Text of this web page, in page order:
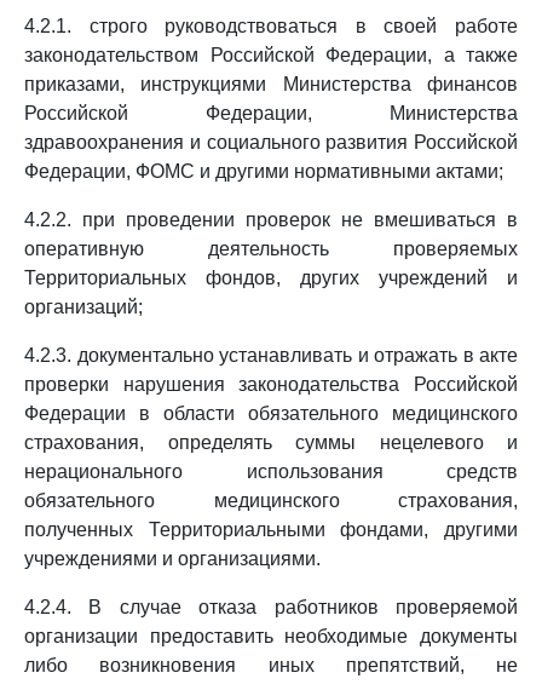
4.2.1. строго руководствоваться в своей работе
законодательством Российской Федерации, а также
приказами, инструкциями Министерства финансов
Российской Федерации, Министерства
здравоохранения и социального развития Российской
Федерации, ФОМС и другими нормативными актами;
4.2.2. при проведении проверок не вмешиваться в
оперативную деятельность проверяемых
Территориальных фондов, других учреждений и
организаций;
4.2.3. документально устанавливать и отражать в акте
проверки нарушения законодательства Российской
Федерации в области обязательного медицинского
страхования, определять суммы нецелевого и
нерационального использования средств
обязательного медицинского страхования,
полученных Территориальными фондами, другими
учреждениями и организациями.
4.2.4. В случае отказа работников проверяемой
организации предоставить необходимые документы
либо возникновения иных препятствий, не